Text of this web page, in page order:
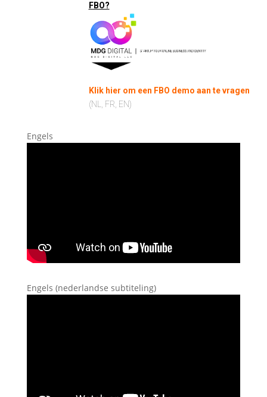
FBO?
Klik hier om een FBO demo aan te vragen
(NL, FR, EN)
Engels
Engels (nederlandse subtiteling)